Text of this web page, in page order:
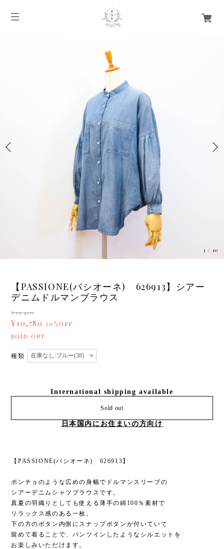
3 / 10
【PASSIONE(パシオーネ) 626913】シアー
デニムドルマンブラウス
¥15,400
¥10,780 30%OFF
SOLD OUT
種類
International shipping available
Sold out
日本国内にお住まいの方向け
【PASSIONE(パシオーネ) 626913】
ポンチョのような広めの身幅でドルマンスリーブの
シアーデニムシャツブラウスです。
真夏の羽織りとしても使える薄手の綿100％素材で
リラックス感のある一枚。
下の方のボタン内側にスナップボタンが付いていて
留めて着ることで、パンツインしたようなシルエットを
お楽しみいただけます。